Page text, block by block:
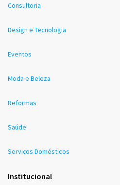
Consultoria
Design e Tecnologia
Eventos
Moda e Beleza
Reformas
Saúde
Serviços Domésticos
Institucional